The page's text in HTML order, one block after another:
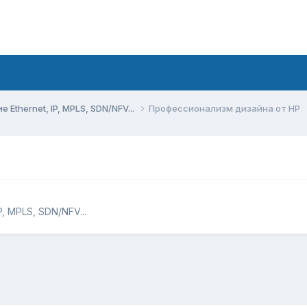
IP, MPLS, SDN/NFV... Профессионализм дизайна от HP
SDN/NFV...